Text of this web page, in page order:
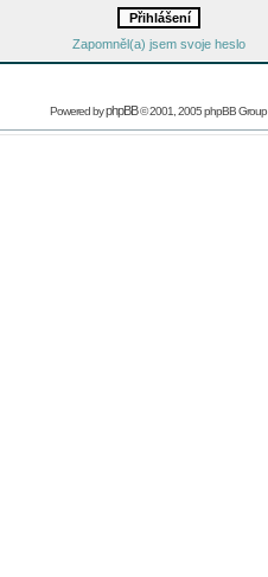
Zapomněl(a) jsem svoje heslo
Powered byphpBB© 2001, 2005 phpBB Group